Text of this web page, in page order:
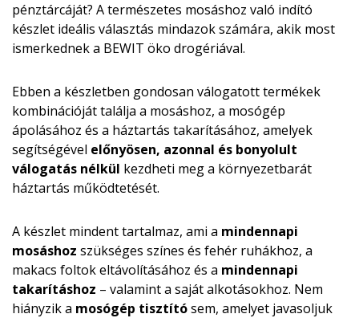
pénztárcáját? A természetes mosáshoz való indító
készlet ideális választás mindazok számára, akik most
ismerkednek a BEWIT öko drogériával.
Ebben a készletben gondosan válogatott termékek
kombinációját találja a mosáshoz, a mosógép
ápolásához és a háztartás takarításához, amelyek
segítségével előnyösen, azonnal és bonyolult
válogatás nélkül kezdheti meg a környezetbarát
háztartás működtetését.
A készlet mindent tartalmaz, ami a mindennapi
mosáshoz szükséges színes és fehér ruhákhoz, a
makacs foltok eltávolításához és a mindennapi
takarításhoz – valamint a saját alkotásokhoz. Nem
hiányzik a mosógép tisztítósem, amelyet javasoljuk